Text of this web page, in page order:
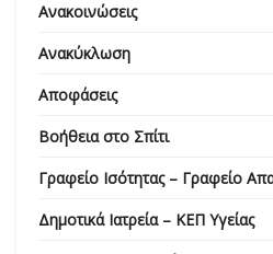
Ανακοινώσεις
Ανακύκλωση
Αποφάσεις
Βοήθεια στο Σπίτι
Γραφείο Ισότητας – Γραφείο
Δημοτικά Ιατρεία – ΚΕΠ Υγείας